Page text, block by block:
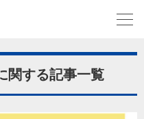
関する記事一覧